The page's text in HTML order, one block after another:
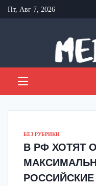
Перейти
к
Пт, Авг 7, 2026
БЕЗ РУБРИКИ
В РФ ХОТЯТ